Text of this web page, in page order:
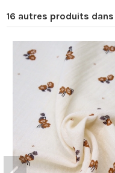
16 autres produits